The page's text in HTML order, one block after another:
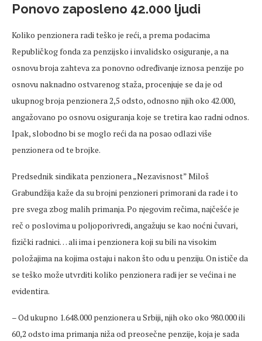
Ponovo zaposleno 42.000 ljudi
Koliko penzionera radi teško je reći, a prema podacima
Republičkog fonda za penzijsko i invalidsko osiguranje, a na
osnovu broja zahteva za ponovno određivanje iznosa penzije po
osnovu naknadno ostvarenog staža, procenjuje se da je od
ukupnog broja penzionera 2,5 odsto, odnosno njih oko 42.000,
angažovano po osnovu osiguranja koje se tretira kao radni odnos.
Ipak, slobodno bi se moglo reći da na posao odlazi više
penzionera od te brojke.
Predsednik sindikata penzionera „Nezavisnost” Miloš
Grabundžija kaže da su brojni penzioneri primorani da rade i to
pre svega zbog malih primanja. Po njegovim rečima, najčešće je
reč o poslovima u poljoporivredi, angažuju se kao noćni čuvari,
fizički radnici… ali ima i penzionera koji su bili na visokim
položajima na kojima ostaju i nakon što odu u penziju. On ističe da
se teško može utvrditi koliko penzionera radi jer se većina i ne
evidentira.
– Od ukupno 1.648.000 penzionera u Srbiji, njih oko oko 980.000 ili
60,2 odsto ima primanja niža od preosečne penzije, koja je sada